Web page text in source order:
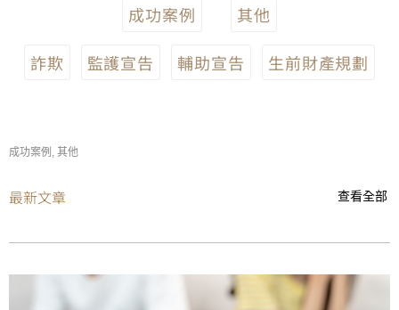
成功案例 其他
詐欺 監護宣告 輔助宣告 生前財產規劃
成功案例 , 其他
最新文章 查看全部